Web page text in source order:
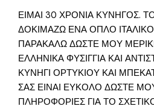
ΕΙΜΑΙ 30 ΧΡΟΝΙΑ ΚΥΝΗΓΟΣ.
ΔΟΚΙΜΑΖΩ ΕΝΑ ΟΠΛΟ
ΠΑΡΑΚΑΛΩ ΔΩΣΤΕ ΜΟΥ
ΕΛΛΗΝΙΚΑ ΦΥΣΙΓΓΙΑ ΚΑΙ
ΚΥΝΗΓΙ ΟΡΤΥΚΙΟΥ ΚΑΙ
ΣΑΣ ΕΙΝΑΙ ΕΥΚΟΛΟ ΔΩΣΤΕ
ΠΛΗΡΟΦΟΡΙΕΣ ΓΙΑ ΤΟ